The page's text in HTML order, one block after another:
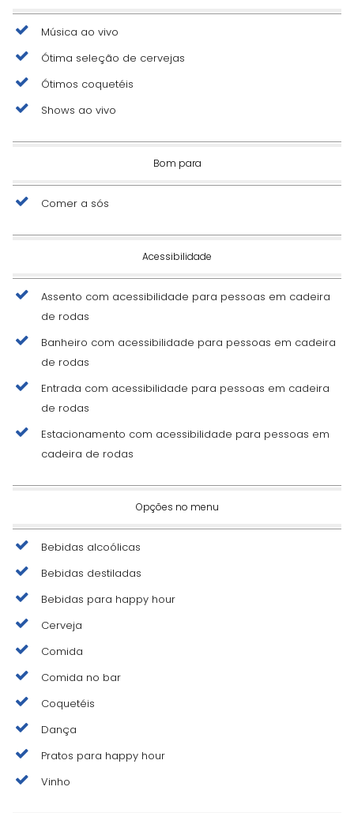
Música ao vivo
Ótima seleção de cervejas
Ótimos coquetéis
Shows ao vivo
Bom para
Comer a sós
Acessibilidade
Assento com acessibilidade para pessoas em cadeira
de rodas
Banheiro com acessibilidade para pessoas em cadeira
de rodas
Entrada com acessibilidade para pessoas em cadeira
de rodas
Estacionamento com acessibilidade para pessoas em
cadeira de rodas
Opções no menu
Bebidas alcoólicas
Bebidas destiladas
Bebidas para happy hour
Cerveja
Comida
Comida no bar
Coquetéis
Dança
Pratos para happy hour
Vinho